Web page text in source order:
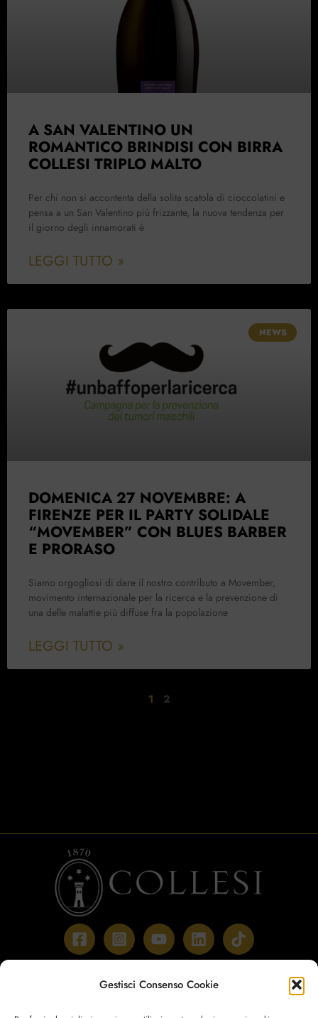
Gestisci Consenso Cookie
A SAN VALENTINO UN
ROMANTICO BRINDISI CON BIRRA
COLLESI TRIPLO MALTO
Per chi non si accontenta della solita scatola di cioccolatini e
pensa a un San Valentino più frizzante, la nuova tendenza per
il giorno degli innamorati è
LEGGI TUTTO »
NEWS
DOMENICA 27 NOVEMBRE: A
FIRENZE PER IL PARTY SOLIDALE
“MOVEMBER” CON BLUES BARBER
E PRORASO
Siamo orgogliosi di dare il nostro contributo a Movember,
movimento internazionale per la ricerca e la prevenzione di
una delle malattie più diffuse fra la popolazione
LEGGI TUTTO »
1 2
Pagamento